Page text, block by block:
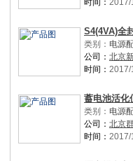
时间： 2017/
S4(4VA)全
类别： 电源
公司： 北京
时间： 2017/
蓄电池活化
类别： 电源
公司： 北京
时间： 2017/